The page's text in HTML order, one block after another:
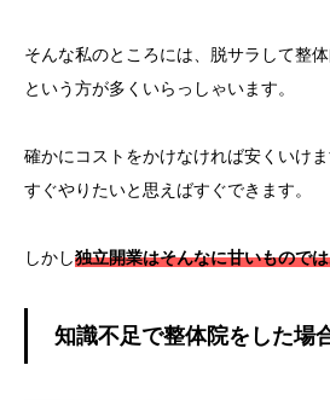
そんな私のところには、脱サラして整
という方が多くいらっしゃいます。
確かにコストをかけなければ安くいけ
すぐやりたいと思えばすぐできます。
しかし独立開業はそんなに甘いもので
知識不足で整体院をした場